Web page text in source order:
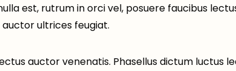
est, rutrum in orci vel, posuere faucibus
ultrices feugiat.
auctor venenatis. Phasellus dictum luctus